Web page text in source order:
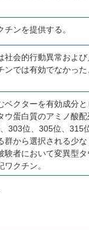
ンを提供する。
会的行動異常およ
では有効でなかっ
クターを有効成分
蛋白質のアミノ酸
303位、305位、315
から選択される少
者において変異型
クチン。